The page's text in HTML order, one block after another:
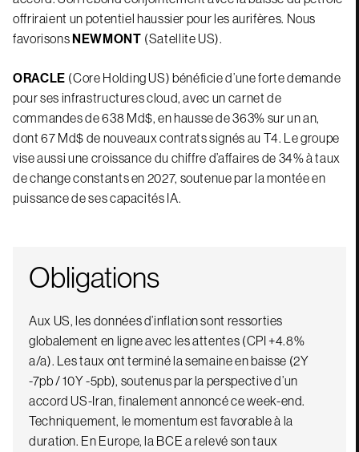
offriraient un potentiel haussier pour les aurifères. Nous
favorisonsNEWMONT (Satellite US).
ORACLE (Core Holding US) bénéficie d’une forte demande
pour ses infrastructures cloud, avec un carnet de
commandes de 638 Md$, en hausse de 363% sur un an,
dont 67 Md$ de nouveaux contrats signés au T4. Le groupe
vise aussi une croissance du chiffre d’affaires de 34% à taux
de change constants en 2027, soutenue par la montée en
puissance de ses capacités IA.
Obligations
Aux US, les données d’inflation sont ressorties
globalement en ligne avec les attentes (CPI +4.8%
a/a). Les taux ont terminé la semaine en baisse (2Y
-7pb / 10Y -5pb), soutenus par la perspective d’un
accord US-Iran, finalement annoncé ce week-end.
Techniquement, le momentum est favorable à la
duration. En Europe, la BCE a relevé son taux